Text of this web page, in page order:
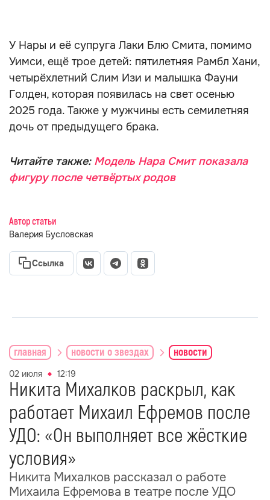
У Нары и её супруга Лаки Блю Смита, помимо
Уимси, ещё трое детей: пятилетняя Рамбл Хани,
четырёхлетний Слим Изи и малышка Фауни
Голден, которая появилась на свет осенью
2025 года. Также у мужчины есть семилетняя
дочь от предыдущего брака.
Читайте также: Модель Нара Смит показала
фигуру после четвёртых родов
Автор статьи
Валерия Бусловская
Ссылка
главная новости о звездах новости
02 июля 12:19
Никита Михалков раскрыл, как
работает Михаил Ефремов после
УДО: «Он выполняет все жёсткие
условия»
Никита Михалков рассказал о работе
Михаила Ефремова в театре после УДО